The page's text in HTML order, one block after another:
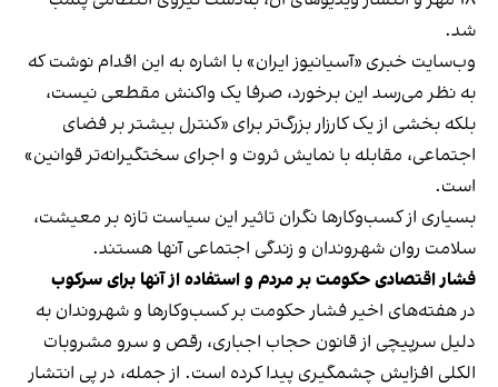
شد.
وب‌سایت خبری «آسیانیوز ایران» با اشاره به این اقدام نوشت که
به نظر می‌رسد این برخورد، صرفا یک واکنش مقطعی نیست،
بلکه بخشی از یک کارزار بزرگ‌تر برای «کنترل بیشتر بر فضای
اجتماعی، مقابله با نمایش ثروت و اجرای سختگیرانه‌تر قوانین»
است.
بسیاری از کسب‌وکارها نگران تاثیر این سیاست‌ تازه بر معیشت،
سلامت روان شهروندان و زندگی اجتماعی آنها هستند.
فشار اقتصادی حکومت بر مردم و استفاده از آنها برای سرکوب
در هفته‌های اخیر فشار حکومت بر کسب‌وکارها و شهروندان به
دلیل سرپیچی از قانون حجاب اجباری، رقص و سرو مشروبات
الکلی افزایش چشمگیری پیدا کرده است. از جمله، در پی انتشار